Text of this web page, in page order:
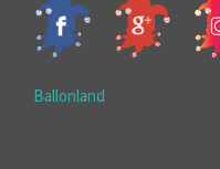
Ballonland